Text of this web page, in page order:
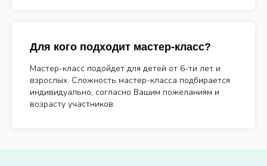
Для кого подходит мастер-класс?
Мастер-класс подойдет для детей от 6-ти лет и
взрослых. Сложность мастер-класса подбирается
индивидуально, согласно Вашим пожеланиям и
возрасту участников.